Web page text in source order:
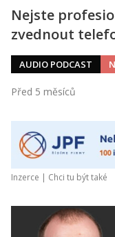
Nejste
zvednout
AUDIO PODCAST
Před 5 měsíců
Inzerce | Chci tu být také